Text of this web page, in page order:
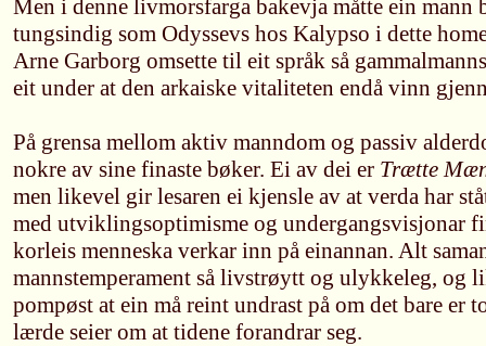
Men i denne livmorsfarga bakevja måtte ein
tungsindig som Odyssevs hos Kalypso i dette
Arne Garborg omsette til eit språk så
eit under at den arkaiske vitaliteten endå vinn
På grensa mellom aktiv manndom og passiv
nokre av sine finaste bøker. Ei av dei er Trætte
men likevel gir lesaren ei kjensle av at verda har
med utviklingsoptimisme og undergangsvisjonar
korleis menneska verkar inn på einannan. Alt
mannstemperament så livstrøytt og ulykkeleg, og
pompøst at ein må reint undrast på om det bare er
lærde seier om at tidene forandrar seg.